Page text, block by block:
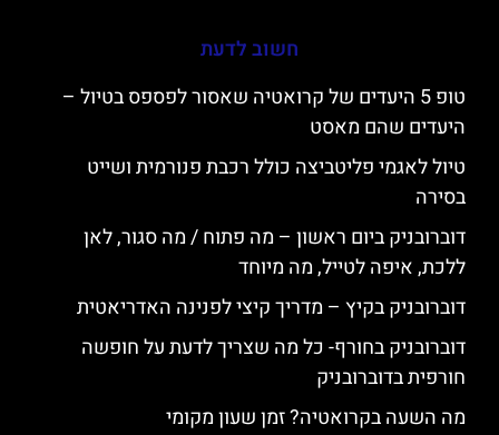
חשוב לדעת
טופ 5 היעדים של קרואטיה שאסור לפספס בטיול –
היעדים שהם מאסט
טיול לאגמי פליטביצה כולל רכבת פנורמית ושייט
בסירה
דוברובניק ביום ראשון – מה פתוח / מה סגור, לאן
ללכת, איפה לטייל, מה מיוחד
דוברובניק בקיץ – מדריך קיצי לפנינה האדריאטית
דוברובניק בחורף- כל מה שצריך לדעת על חופשה
חורפית בדוברובניק
מה השעה בקרואטיה? זמן שעון מקומי